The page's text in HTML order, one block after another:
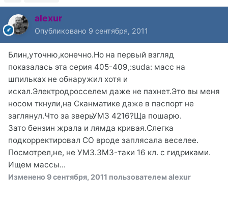
alexur
Опубликовано 9 сентября, 2011
Блин,уточню,конечно.Но на первый взгляд
показалась эта серия 405-409,:suda: масс на
шпильках не обнаружил хотя и
искал.Электродросселем даже не пахнет.Это вы меня
носом ткнули,на Сканматике даже в паспорт не
заглянул.Что за зверьУМЗ 4216?Ща пошарю.
Зато бензин жрала и лямда кривая.Слегка
подкорректировал СО вроде заплясала веселее.
Посмотрел,не, не УМЗ.ЗМЗ-таки 16 кл. с гидриками.
Ищем массы...
Изменено 9 сентября, 2011 пользователем alexur